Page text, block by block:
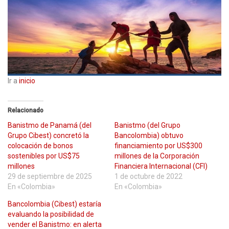
Ir a inicio
Relacionado
Banistmo de Panamá (del
Grupo Cibest) concretó la
colocación de bonos
sostenibles por US$75
millones
29 de septiembre de 2025
En «Colombia»
Banistmo (del Grupo
Bancolombia) obtuvo
financiamiento por US$300
millones de la Corporación
Financiera Internacional (CFI)
1 de octubre de 2022
En «Colombia»
Bancolombia (Cibest) estaría
evaluando la posibilidad de
vender el Banistmo: en alerta